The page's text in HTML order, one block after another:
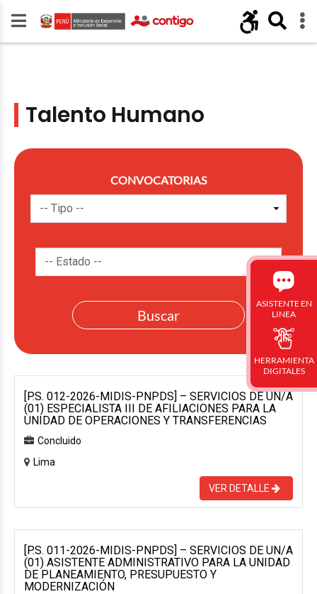
Talento Humano
CONVOCATORIAS
[P.S. 012-2026-MIDIS-PNPDS] – SERVICIOS DE UN/A
(01) ESPECIALISTA III DE AFILIACIONES PARA LA
UNIDAD DE OPERACIONES Y TRANSFERENCIAS
Concluido
Lima
VER DETALLE
[P.S. 011-2026-MIDIS-PNPDS] – SERVICIOS DE UN/A
(01) ASISTENTE ADMINISTRATIVO PARA LA UNIDAD
DE PLANEAMIENTO, PRESUPUESTO Y
MODERNIZACIÓN
ASISTENTE EN
LINEA
HERRAMIENTA
DIGITALES